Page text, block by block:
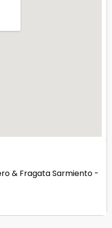
& Fragata Sarmiento -